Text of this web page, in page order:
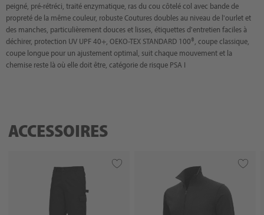
peigné, pré-rétréci, traité enzymatique, ras du cou côtelé col avec bande de
propreté de la même couleur, robuste Coutures doubles au niveau de l'ourlet et
des manches, particulièrement douces et lisses, étiquettes d'entretien faciles à
déchirer, protection UV UPF 40+, OEKO-TEX STANDARD 100®, coupe classique,
coupe longue pour un ajustement optimal, suit chaque mouvement et la
chemise reste là où elle doit être, catégorie de risque PSA I
ACCESSOIRES